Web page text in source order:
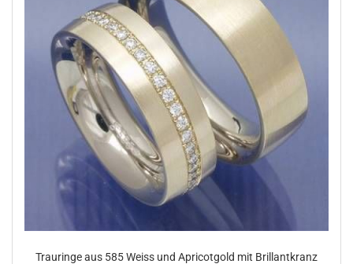
Trauringe aus 585 Weiss und Apricotgold mit Brillantkranz